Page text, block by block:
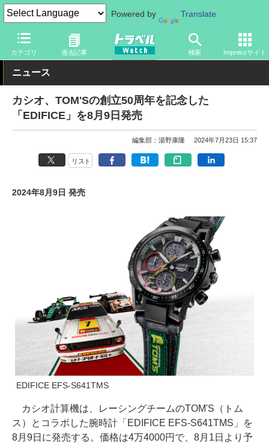
Powered by Translate
カテゴリ 過去記事 検索 Impressサイト
トラベル Watch 旅のアイテム 旅行グッズ 時計
ニュース
カシオ、TOM'Sの創立50周年を記念した
「EDIFICE」を8月9日発売
編集部：湯野康隆 2024年7月23日 15:37
リスト
2024年8月9日 発売
EDIFICE EFS-S641TMS
カシオ計算機は、レーシングチームのTOM'S（トム
ス）とコラボした腕時計「EDIFICE EFS-S641TMS」を
8月9日に発売する。価格は4万4000円で、8月1日より予